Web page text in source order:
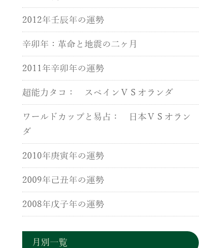
2012年壬辰年の運勢
辛卯年：革命と地震の二ヶ月
2011年辛卯年の運勢
超能力タコ： スペインＶＳオランダ
ワールドカップと易占： 日本ＶＳオラン
ダ
2010年庚寅年の運勢
2009年己丑年の運勢
2008年戊子年の運勢
月別一覧